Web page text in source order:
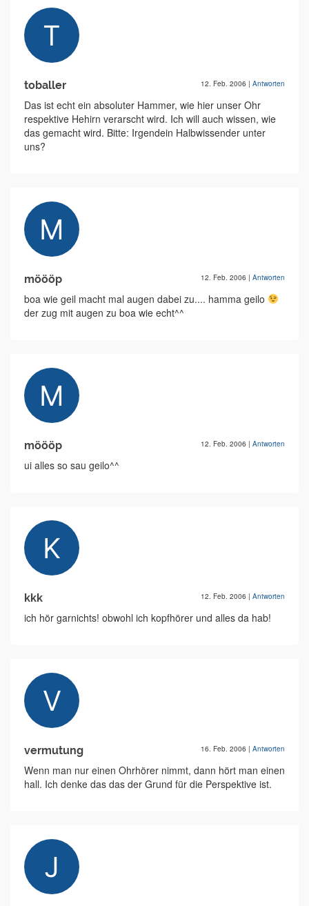
toballer 12. Feb. 2006 | Antworten
Das ist echt ein absoluter Hammer, wie hier unser Ohr
respektive Hehirn verarscht wird. Ich will auch wissen, wie
das gemacht wird. Bitte: Irgendein Halbwissender unter
uns?
möööp 12. Feb. 2006 | Antworten
boa wie geil macht mal augen dabei zu.... hamma geilo
der zug mit augen zu boa wie echt^^
möööp 12. Feb. 2006 | Antworten
ui alles so sau geilo^^
kkk 12. Feb. 2006 | Antworten
ich hör garnichts! obwohl ich kopfhörer und alles da hab!
vermutung 16. Feb. 2006 | Antworten
Wenn man nur einen Ohrhörer nimmt, dann hört man einen
hall. Ich denke das das der Grund für die Perspektive ist.